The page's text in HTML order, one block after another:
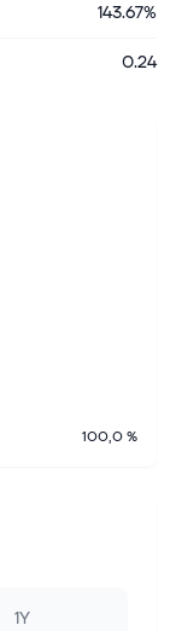
143.67%
0.24
100,0 %
1Y